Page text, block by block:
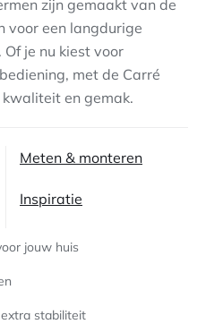
Contact
zijn gemaakt van de
voor een langdurige
je nu kiest voor
met de Carré
en gemak.
Meten & monteren
Inspiratie
jouw huis
stabiliteit